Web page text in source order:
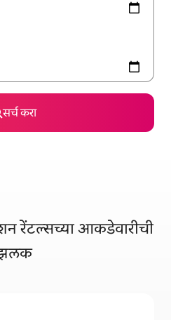
सर्च करा
रेंटल्सच्या आकडेवारीची